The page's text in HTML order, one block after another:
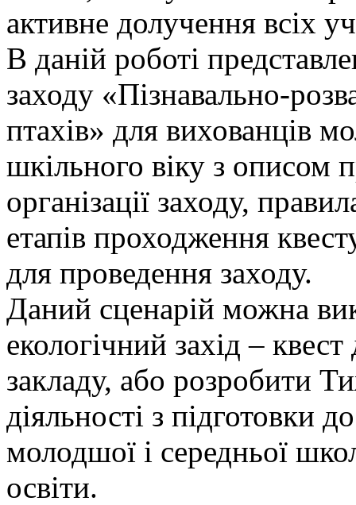
активне долучення всіх
В даній роботі
заходу «Пізнавально-
птахів» для вихованців
шкільного віку з описом
організації заходу,
етапів проходження
для проведення заходу.
Даний сценарій можна
екологічний захід –
закладу, або розробити
діяльності з підготовки
молодшої і середньої
освіти.